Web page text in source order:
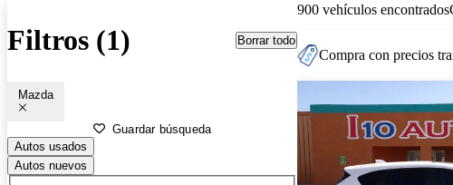
Filtros (1) Borrar todo
Mazda
Guardar búsqueda
Autos usados
Autos nuevos
900 vehículos encontrados
Compra con precios